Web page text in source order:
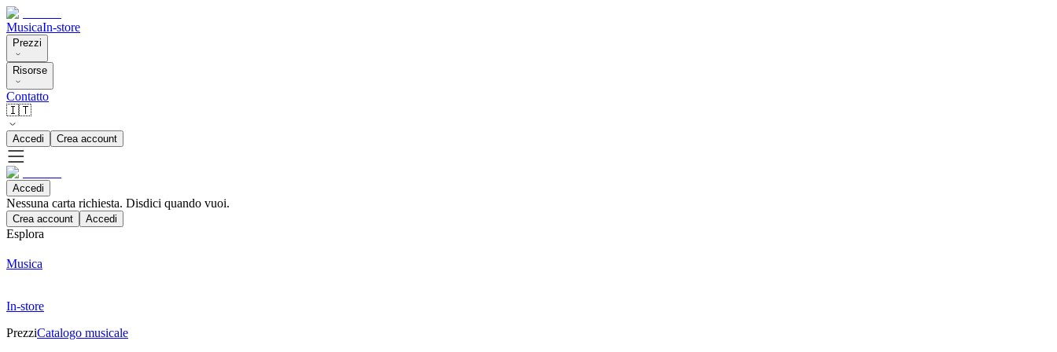
MusicaIn-store
Prezzi
Risorse
Contatto
🇮🇹
Accedi Crea account
Accedi
Nessuna carta richiesta. Disdici quando vuoi.
Crea account Accedi
Esplora
Musica
In-store
PrezziCatalogo musicale